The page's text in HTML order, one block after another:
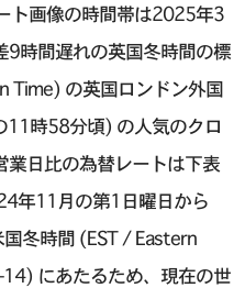
ト画像の時間帯は2025年3
9時間遅れの英国冬時間の標
Time) の英国ロンドン外国
11時58分頃) の人気のクロ
業日比の為替レートは下表
年11月の第1日曜日から
冬時間 (EST / Eastern
にあたるため、現在の世